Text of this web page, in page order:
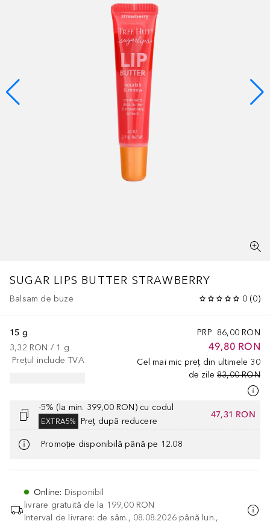
SUGAR LIPS BUTTER STRAWBERRY
Balsam de buze 0 (0)
PRP 86,00 RON
49,80 RON
Cel mai mic preț din ultimele 30
de zile 83,00 RON
15 g
3,32 RON / 1 g
Prețul include TVA
-5% (la min. 399,00 RON) cu codul
EXTRA5% Preț după reducere
47,31 RON
Promoție disponibilă până pe 12.08
Online: Disponibil
livrare gratuită de la 199,00 RON
Interval de livrare: de sâm., 08.08.2026 până lun.,